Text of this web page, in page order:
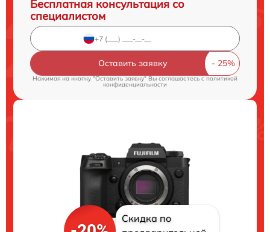
Бесплатная консультация со
специалистом
Оставить заявку
Нажимая на кнопку "Оставить заявку" Вы соглашаетесь c политикой
конфиденциальности
Скидка по